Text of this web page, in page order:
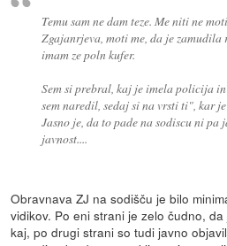
Temu sam ne dam teze. Me niti ne
Zgajanrjeva, moti me, da je zamudila
imam ze poln kufer.
Sem si prebral, kaj je imela policija
sem naredil, sedaj si na vrsti ti", kar je
Jasno je, da to pade na sodiscu ni pa
javnost....
Obravnava ZJ na sodišču je bilo
vidikov. Po eni strani je zelo čudno,
kaj, po drugi strani so tudi javno